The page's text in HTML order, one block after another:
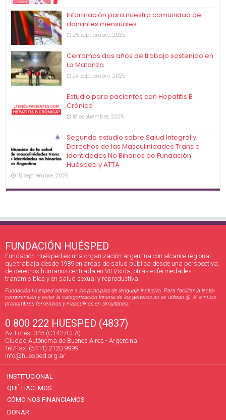
Información para nuestra comunidad de
donantes mensuales
25 septiembre, 2025
Cerramos dos años de trabajo sostenido en
La Matanza
24 septiembre, 2025
Estudio para pacientes con Hepatitis B
Crónica
18 septiembre, 2025
Segundo estudio sobre Salud Integral y
Derechos de las Masculinidades Trans e
Identidades No Binaries de Fundación
Huésped y ATTA
15 septiembre, 2025
FUNDACIÓN HUÉSPED
Fundación Huésped es una organización argentina con alcance regional
que trabaja desde 1989 en áreas de salud pública desde una perspectiva
de derechos humanos centrada en VIH/sida, otras enfermedades
transmisibles y en salud sexual y reproductiva.
Fundación Huésped adhiere a los principios de lenguaje inclusivo. Para facilitar la lecto-
comprensión y evitar la categorización binaria de los géneros no se utilizan @, X, e ni los
pronombres femeninos y masculinos en simultáneo.
0 800 222 HUESPED (4837)
Av. Forest 345 (C1427CEA)
Ciudad Autónoma de Buenos Aires - Argentina
Tel/Fax: (5411) 2120 9999
info@huesped.org.ar
INSTITUCIONAL
QUÉ HACEMOS
CÓMO NOS FINANCIAMOS
DONAR